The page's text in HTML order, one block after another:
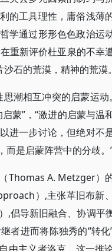
的工具理性，庸俗浅薄
学通过形形色色政治运
重新评价杜亚泉的不幸
石的荒漠，精神的荒漠。
潮相互冲突的启蒙运动
蒙”，“激进的启蒙与温
进一步讨论，但绝对不
而是启蒙阵营中的分歧。
Thomas A. Metzger）
）,主张革旧布新
导新旧融合、协调平衡
者进而将陈独秀的“转